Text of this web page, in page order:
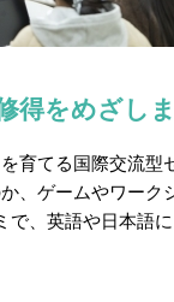
をめざしま
育てる国際交流型
、ゲームやワーク
、英語や日本語